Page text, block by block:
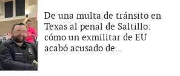
De una multa de tránsito en
Texas al penal de Saltillo:
cómo un exmilitar de EU
acabó acusado de...